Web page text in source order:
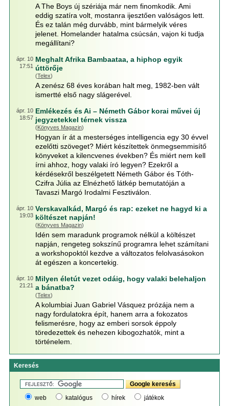
A The Boys új szériája már nem finomkodik. Ami
eddig szatíra volt, mostanra ijesztően valóságos lett.
És ez talán még durvább, mint bármelyik véres
jelenet. Homelander hatalma csúcsán, vajon ki tudja
megállítani?
ápr. 10
17:51
Meghalt Afrika Bambaataa, a hiphop egyik
úttörője
(Telex)
A zenész 68 éves korában halt meg, 1982-ben vált
ismertté első nagy slágerével.
ápr. 10
18:57
Emlékezés és Ai – Németh Gábor korai művei új
jegyzetekkel térnek vissza
(Könyves Magazin)
Hogyan ír át a mesterséges intelligencia egy 30 évvel
ezelőtti szöveget? Miért készítettek önmegsemmisítő
könyveket a kilencvenes években? És miért nem kell
írni ahhoz, hogy valaki író legyen? Ezekről a
kérdésekről beszélgetett Németh Gábor és Tóth-
Czifra Júlia az Elnézhető látkép bemutatóján a
Tavaszi Margó Irodalmi Fesztiválon.
ápr. 10
19:03
Verskavalkád, Margó és rap: ezeket ne hagyd ki a
költészet napján!
(Könyves Magazin)
Idén sem maradunk programok nélkül a költészet
napján, rengeteg sokszínű programra lehet számítani
a workshopoktól kezdve a változatos felolvasásokon
át egészen a koncertekig.
ápr. 10
21:21
Milyen életút vezet odáig, hogy valaki belehaljon
a bánatba?
(Telex)
A kolumbiai Juan Gabriel Vásquez prózája nem a
nagy fordulatokra épít, hanem arra a fokozatos
felismerésre, hogy az emberi sorsok éppoly
töredezettek és nehezen kibogozhatók, mint a
történelem.
Keresés
web katalógus hírek játékok